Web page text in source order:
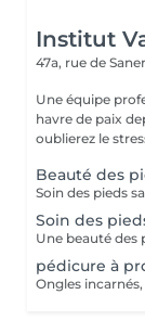
Institut
47a, rue de
Une équipe
havre de paix
oublierez le
Beauté des
Soin des
pédicure à